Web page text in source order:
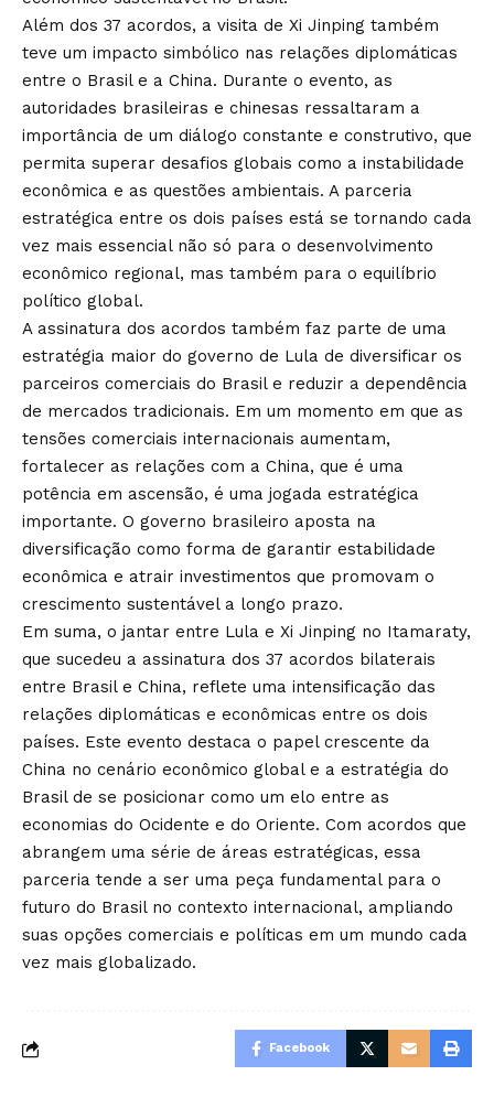
Além dos 37 acordos, a visita de Xi Jinping também
teve um impacto simbólico nas relações diplomáticas
entre o Brasil e a China. Durante o evento, as
autoridades brasileiras e chinesas ressaltaram a
importância de um diálogo constante e construtivo, que
permita superar desafios globais como a instabilidade
econômica e as questões ambientais. A parceria
estratégica entre os dois países está se tornando cada
vez mais essencial não só para o desenvolvimento
econômico regional, mas também para o equilíbrio
político global.
A assinatura dos acordos também faz parte de uma
estratégia maior do governo de Lula de diversificar os
parceiros comerciais do Brasil e reduzir a dependência
de mercados tradicionais. Em um momento em que as
tensões comerciais internacionais aumentam,
fortalecer as relações com a China, que é uma
potência em ascensão, é uma jogada estratégica
importante. O governo brasileiro aposta na
diversificação como forma de garantir estabilidade
econômica e atrair investimentos que promovam o
crescimento sustentável a longo prazo.
Em suma, o jantar entre Lula e Xi Jinping no Itamaraty,
que sucedeu a assinatura dos 37 acordos bilaterais
entre Brasil e China, reflete uma intensificação das
relações diplomáticas e econômicas entre os dois
países. Este evento destaca o papel crescente da
China no cenário econômico global e a estratégia do
Brasil de se posicionar como um elo entre as
economias do Ocidente e do Oriente. Com acordos que
abrangem uma série de áreas estratégicas, essa
parceria tende a ser uma peça fundamental para o
futuro do Brasil no contexto internacional, ampliando
suas opções comerciais e políticas em um mundo cada
vez mais globalizado.
Facebook